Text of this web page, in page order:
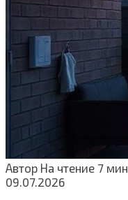
Автор На чтение 7 мин
09.07.2026